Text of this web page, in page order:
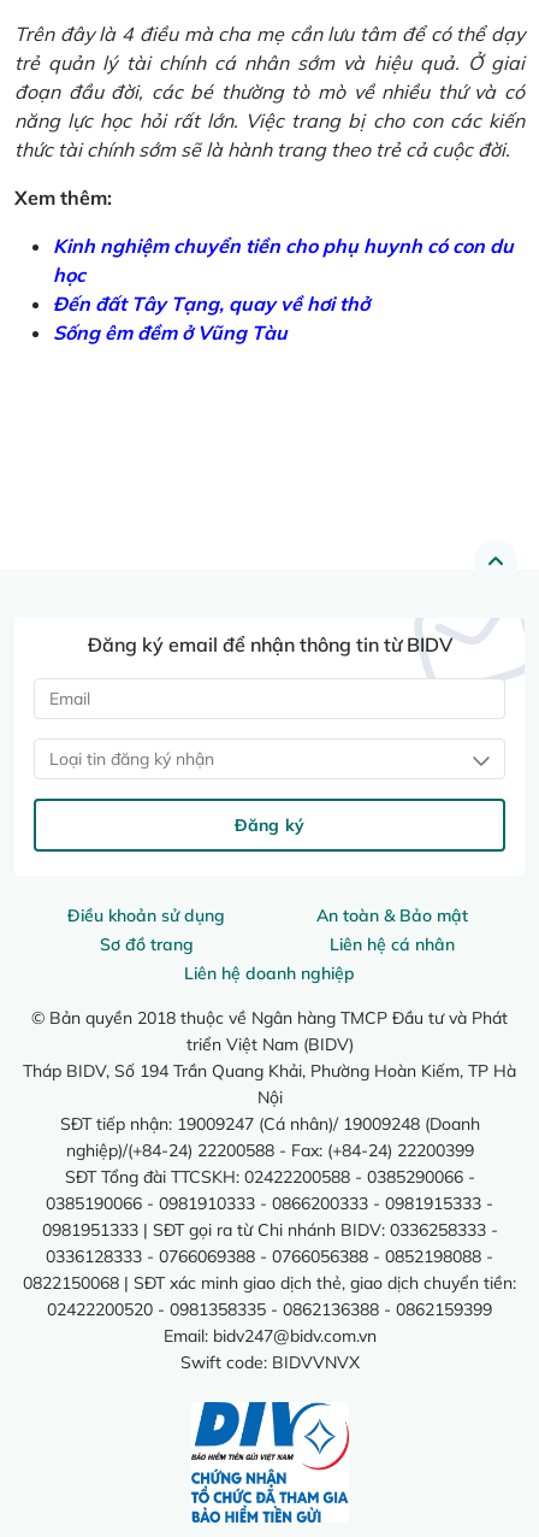
Trên đây là 4 điều mà cha mẹ cần lưu tâm để có thể dạy
trẻ quản lý tài chính cá nhân sớm và hiệu quả. Ở giai
đoạn đầu đời, các bé thường tò mò về nhiều thứ và có
năng lực học hỏi rất lớn. Việc trang bị cho con các kiến
thức tài chính sớm sẽ là hành trang theo trẻ cả cuộc đời.
Xem thêm:
Kinh nghiệm chuyển tiền cho phụ huynh có con du
học
Đến đất Tây Tạng, quay về hơi thở
Sống êm đềm ở Vũng Tàu
Điều khoản sử dụng
An toàn & Bảo mật
Sơ đồ trang
Liên hệ cá nhân
Liên hệ doanh nghiệp
© Bản quyền 2018 thuộc về Ngân hàng TMCP Đầu tư và Phát
triển Việt Nam (BIDV)
Tháp BIDV, Số 194 Trần Quang Khải, Phường Hoàn Kiếm, TP Hà
Nội
SĐT tiếp nhận: 19009247 (Cá nhân)/ 19009248 (Doanh
nghiệp)/(+84-24) 22200588 - Fax: (+84-24) 22200399
SĐT Tổng đài TTCSKH: 02422200588 - 0385290066 -
0385190066 - 0981910333 - 0866200333 - 0981915333 -
0981951333 | SĐT gọi ra từ Chi nhánh BIDV: 0336258333 -
0336128333 - 0766069388 - 0766056388 - 0852198088 -
0822150068 | SĐT xác minh giao dịch thẻ, giao dịch chuyển tiền:
02422200520 - 0981358335 - 0862136388 - 0862159399
Email: bidv247@bidv.com.vn
Swift code: BIDVVNVX
Đăng ký email để nhận thông tin từ BIDV
Loại tin đăng ký nhận
Đăng ký